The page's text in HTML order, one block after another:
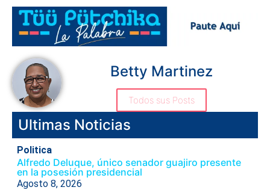
Betty Martinez
Todos sus Posts
Ultimas Noticias
Politica
Alfredo Deluque, único senador guajiro presente
en la posesión presidencial
Agosto 8, 2026